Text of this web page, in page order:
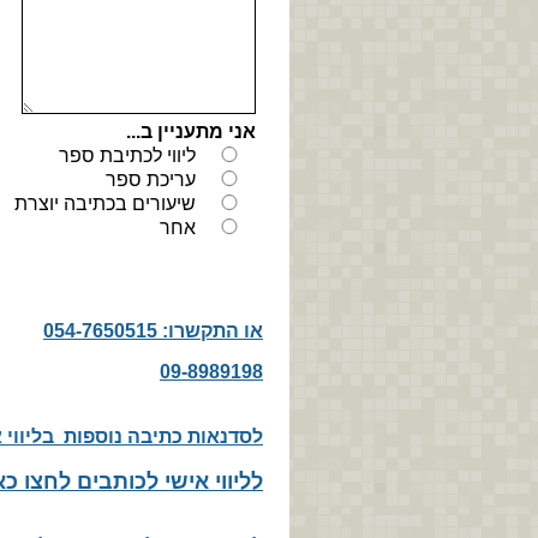
או התקשרו: 054-7650515
09-8989198
לסדנאות כתיבה נוספות בליווי
לליווי אישי לכותבים לחצו